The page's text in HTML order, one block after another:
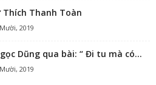
Thích Thanh Toàn
2019
Dũng qua bài: “ Đi tu mà có...
2019